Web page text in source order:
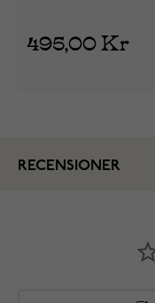
495,00 Kr
RECENSIONER